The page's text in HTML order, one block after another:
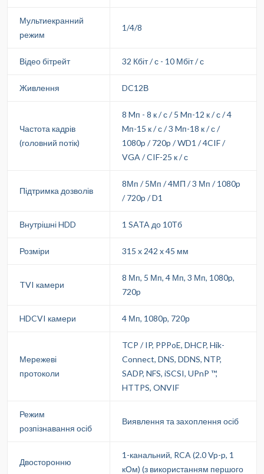
Мультиекранний
режим
1/4/8
Відео бітрейт 32 Кбіт / с - 10 Мбіт / с
Живлення DC12В
Частота кадрів
(головний потік)
8 Mп - 8 к / с / 5 Mп-12 к / с / 4
Mп-15 к / с / 3 Mп-18 к / с /
1080p / 720p / WD1 / 4CIF /
VGA / CIF-25 к / с
Підтримка дозволів
8Мп / 5Мп / 4МП / 3 Мп / 1080p
/ 720p / D1
Внутрішні HDD 1 SATA до 10Тб
Розміри 315 x 242 x 45 мм
TVI камери
8 Мп, 5 Мп, 4 Мп, 3 Мп, 1080p,
720p
HDCVI камери 4 Мп, 1080р, 720р
Мережеві
протоколи
TCP / IP, PPPoE, DHCP, Hik-
Connect, DNS, DDNS, NTP,
SADP, NFS, iSCSI, UPnP ™,
HTTPS, ONVIF
Режим
розпізнавання осіб
Виявлення та захоплення осіб
Двосторонню
1-канальний, RCA (2.0 Vp-p, 1
кОм) (з використанням першого